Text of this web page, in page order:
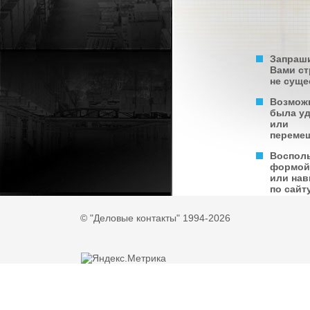
Вами
не
была
или
формой
или
по
© "Деловые контакты" 1994-2026